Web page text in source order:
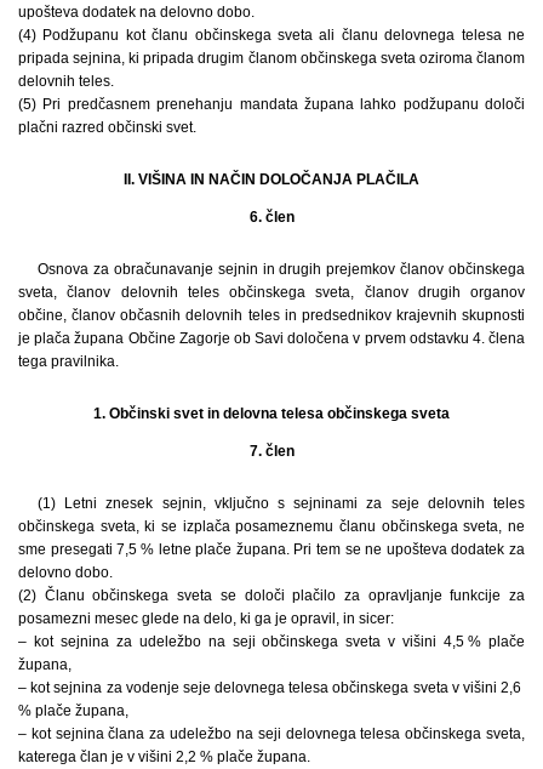
upošteva dodatek na delovno dobo.
(4) Podžupanu kot članu občinskega sveta ali članu delovnega telesa ne
pripada sejnina, ki pripada drugim članom občinskega sveta oziroma članom
delovnih teles.
(5) Pri predčasnem prenehanju mandata župana lahko podžupanu določi
plačni razred občinski svet.
II. VIŠINA IN NAČIN DOLOČANJA PLAČILA
6. člen
Osnova za obračunavanje sejnin in drugih prejemkov članov občinskega
sveta, članov delovnih teles občinskega sveta, članov drugih organov
občine, članov občasnih delovnih teles in predsednikov krajevnih skupnosti
je plača župana Občine Zagorje ob Savi določena v prvem odstavku 4. člena
tega pravilnika.
1. Občinski svet in delovna telesa občinskega sveta
7. člen
(1) Letni znesek sejnin, vključno s sejninami za seje delovnih teles
občinskega sveta, ki se izplača posameznemu članu občinskega sveta, ne
sme presegati 7,5 % letne plače župana. Pri tem se ne upošteva dodatek za
delovno dobo.
(2) Članu občinskega sveta se določi plačilo za opravljanje funkcije za
posamezni mesec glede na delo, ki ga je opravil, in sicer:
– kot sejnina za udeležbo na seji občinskega sveta v višini 4,5 % plače
župana,
– kot sejnina za vodenje seje delovnega telesa občinskega sveta v višini 2,6
% plače župana,
– kot sejnina člana za udeležbo na seji delovnega telesa občinskega sveta,
katerega član je v višini 2,2 % plače župana.